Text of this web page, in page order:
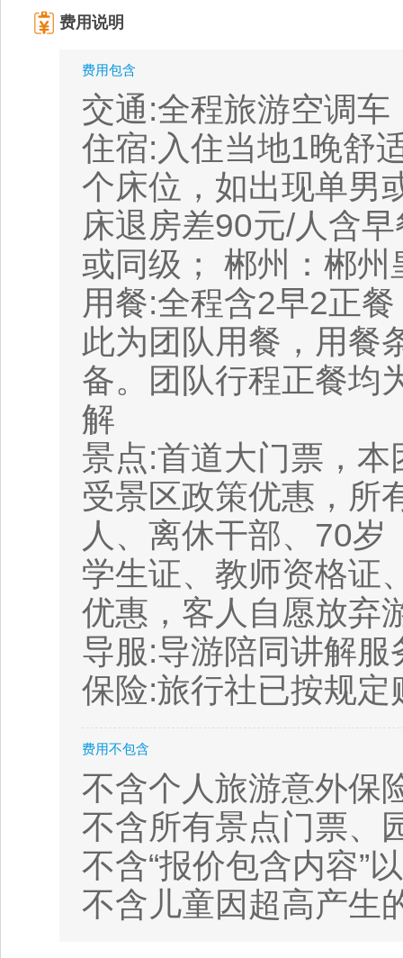
费用说明
费用包含
交通:全程旅游空调
住宿:入住当地1晚舒
个床位，如出现单男
床退房差90元/人含
或同级； 郴州：郴
用餐:全程含2早2正
此为团队用餐，用餐
备。团队行程正餐均
解
景点:首道大门票，
受景区政策优惠，所
人、离休干部、70
学生证、教师资格证
优惠，客人自愿放弃
导服:导游陪同讲解服
保险:旅行社已按规
费用不包含
不含个人旅游意外保
不含所有景点门票、
不含“报价包含内容”
不含儿童因超高产生